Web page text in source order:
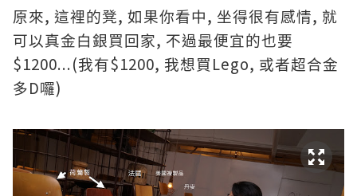
原來, 這裡的凳, 如果你看中, 坐得很有感情, 就
可以真金白銀買回家, 不過最便宜的也要
$1200...(我有$1200, 我想買 Lego, 或者超合金
多D囉)